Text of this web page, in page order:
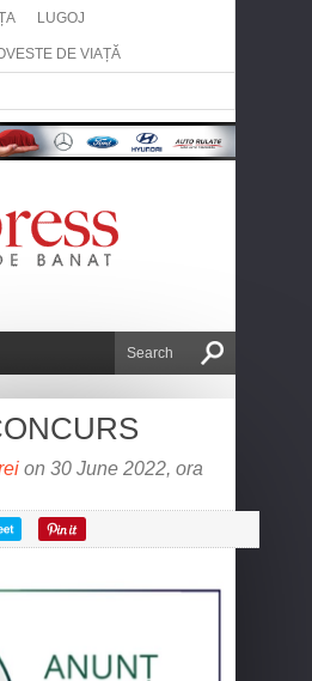
LUGOJ
DE VIAȚĂ
on 30 June 2022, ora